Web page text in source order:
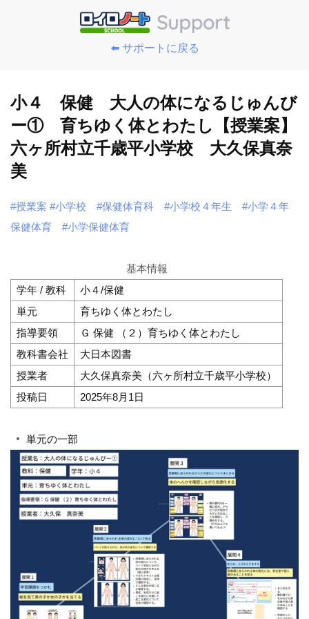
⬅️ サポートに戻る
小４ 保健 大人の体になるじゅんび
ー① 育ちゆく体とわたし【授業案】
六ヶ所村立千歳平小学校 大久保真奈
美
#授業案 #小学校 #保健体育科 #小学校４年生
#小学４年
保健体育
#小学保健体育
基本情報
学年 / 教科
小４/保健
単元
育ちゆく体とわたし
指導要領
Ｇ 保健 （２）育ちゆく体とわたし
教科書会社
大日本図書
授業者
大久保真奈美（六ヶ所村立千歳平小学校）
投稿日
2025年8月1日
単元の一部